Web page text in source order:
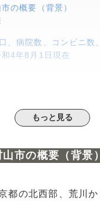
の概要（背景）
、病院数、コンビニ数
4年8月1日現在
便性
ックについて
もっと見る
市の概要（背景）
都の北西部、荒川